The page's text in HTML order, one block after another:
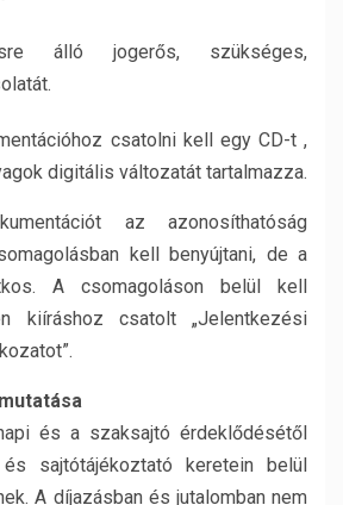
álló jogerős, szükséges,
csatolni kell egy CD-t ,
digitális változatát tartalmazza.
az azonosíthatóság
kell benyújtani, de a
A csomagoláson belül kell
kiíráshoz csatolt „Jelentkezési
és a szaksajtó érdeklődésétől
sajtótájékoztató keretein belül
A díjazásban és jutalomban nem